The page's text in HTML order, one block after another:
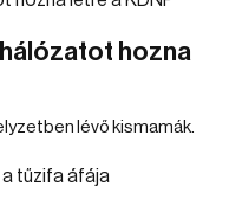
hozna
lévő kismamák.